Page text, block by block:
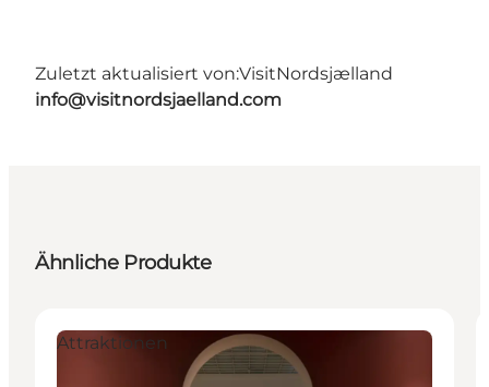
Zuletzt aktualisiert von:VisitNordsjælland
info@visitnordsjaelland.com
Ähnliche Produkte
Attraktionen